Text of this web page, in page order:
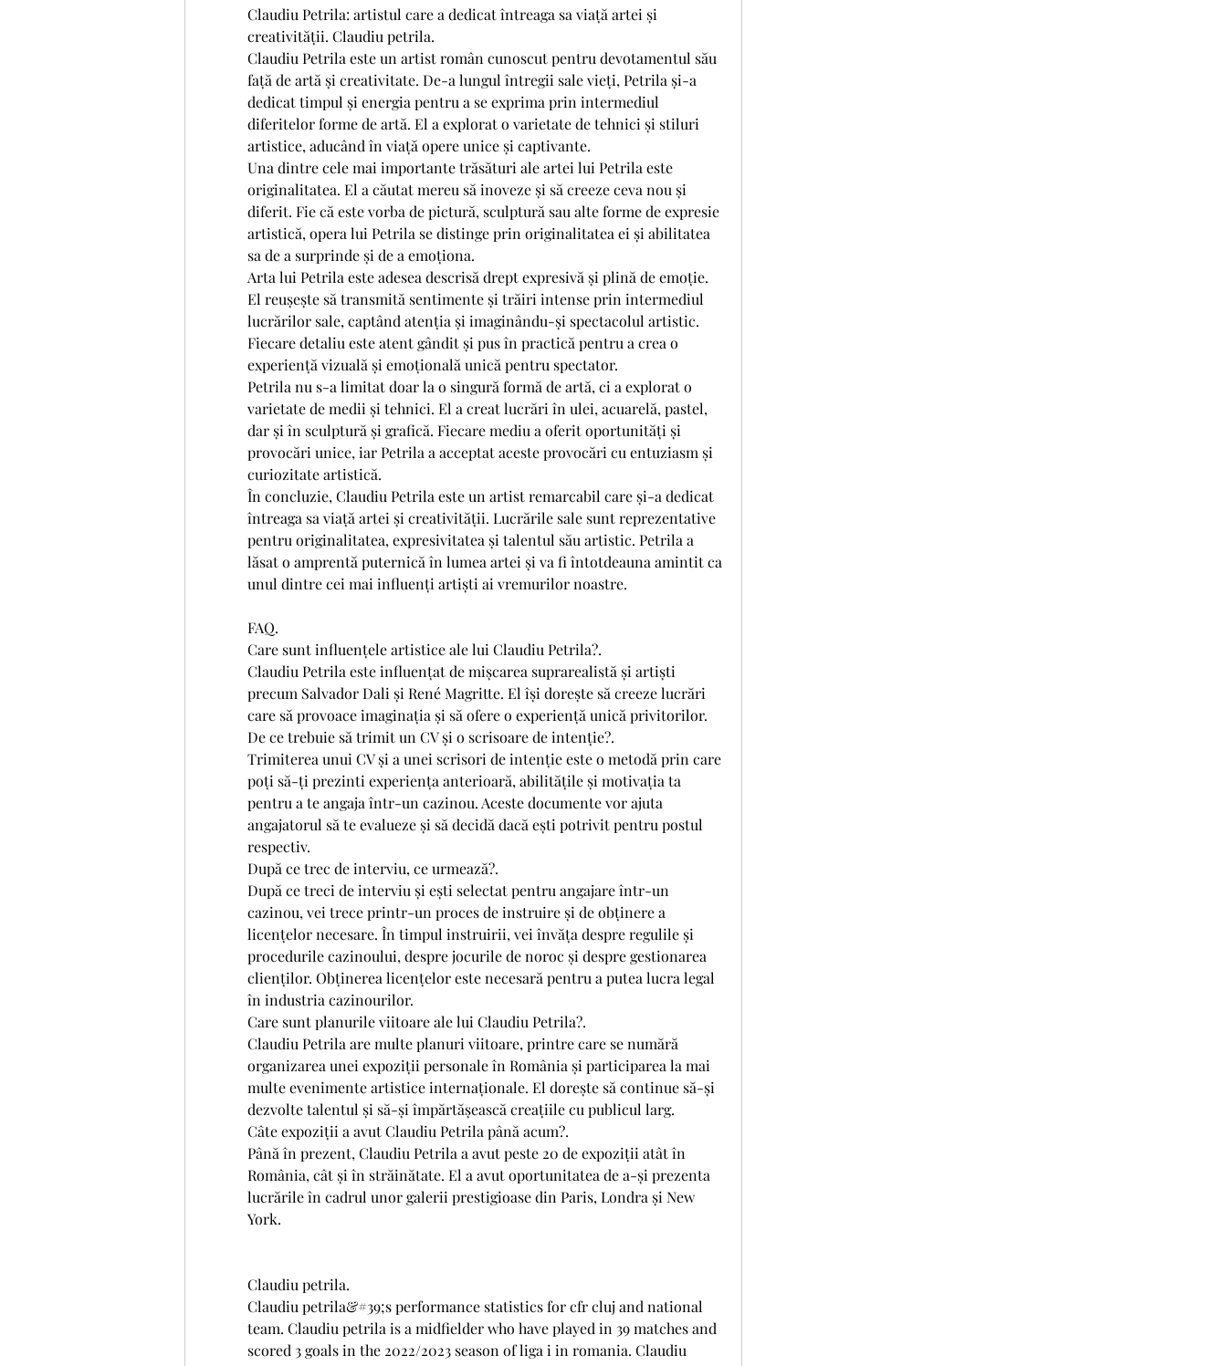
Claudiu Petrila: artistul care a dedicat întreaga sa viață artei și
creativității. Claudiu petrila.
Claudiu Petrila este un artist român cunoscut pentru devotamentul său
față de artă și creativitate. De-a lungul întregii sale vieți, Petrila și-a
dedicat timpul și energia pentru a se exprima prin intermediul
diferitelor forme de artă. El a explorat o varietate de tehnici și stiluri
artistice, aducând în viață opere unice și captivante.
Una dintre cele mai importante trăsături ale artei lui Petrila este
originalitatea. El a căutat mereu să inoveze și să creeze ceva nou și
diferit. Fie că este vorba de pictură, sculptură sau alte forme de expresie
artistică, opera lui Petrila se distinge prin originalitatea ei și abilitatea
sa de a surprinde și de a emoționa.
Arta lui Petrila este adesea descrisă drept expresivă și plină de emoție.
El reușește să transmită sentimente și trăiri intense prin intermediul
lucrărilor sale, captând atenția și imaginându-și spectacolul artistic.
Fiecare detaliu este atent gândit și pus în practică pentru a crea o
experiență vizuală și emoțională unică pentru spectator.
Petrila nu s-a limitat doar la o singură formă de artă, ci a explorat o
varietate de medii și tehnici. El a creat lucrări în ulei, acuarelă, pastel,
dar și în sculptură și grafică. Fiecare mediu a oferit oportunități și
provocări unice, iar Petrila a acceptat aceste provocări cu entuziasm și
curiozitate artistică.
În concluzie, Claudiu Petrila este un artist remarcabil care și-a dedicat
întreaga sa viață artei și creativității. Lucrările sale sunt reprezentative
pentru originalitatea, expresivitatea și talentul său artistic. Petrila a
lăsat o amprentă puternică în lumea artei și va fi întotdeauna amintit ca
unul dintre cei mai influenți artiști ai vremurilor noastre.
FAQ.
Care sunt influențele artistice ale lui Claudiu Petrila?.
Claudiu Petrila este influențat de mișcarea suprarealistă și artiști
precum Salvador Dali și René Magritte. El își dorește să creeze lucrări
care să provoace imaginația și să ofere o experiență unică privitorilor.
De ce trebuie să trimit un CV și o scrisoare de intenție?.
Trimiterea unui CV și a unei scrisori de intenție este o metodă prin care
poți să-ți prezinti experiența anterioară, abilitățile și motivația ta
pentru a te angaja într-un cazinou. Aceste documente vor ajuta
angajatorul să te evalueze și să decidă dacă ești potrivit pentru postul
respectiv.
După ce trec de interviu, ce urmează?.
După ce treci de interviu și ești selectat pentru angajare într-un
cazinou, vei trece printr-un proces de instruire și de obținere a
licențelor necesare. În timpul instruirii, vei învăța despre regulile și
procedurile cazinoului, despre jocurile de noroc și despre gestionarea
clienților. Obținerea licențelor este necesară pentru a putea lucra legal
în industria cazinourilor.
Care sunt planurile viitoare ale lui Claudiu Petrila?.
Claudiu Petrila are multe planuri viitoare, printre care se numără
organizarea unei expoziții personale în România și participarea la mai
multe evenimente artistice internaționale. El dorește să continue să-și
dezvolte talentul și să-și împărtășească creațiile cu publicul larg.
Câte expoziții a avut Claudiu Petrila până acum?.
Până în prezent, Claudiu Petrila a avut peste 20 de expoziții atât în
România, cât și în străinătate. El a avut oportunitatea de a-și prezenta
lucrările în cadrul unor galerii prestigioase din Paris, Londra și New
York.
Claudiu petrila.
Claudiu petrila&#39;s performance statistics for cfr cluj and national
team. Claudiu petrila is a midfielder who have played in 39 matches and
scored 3 goals in the 2022/2023 season of liga i in romania. Claudiu